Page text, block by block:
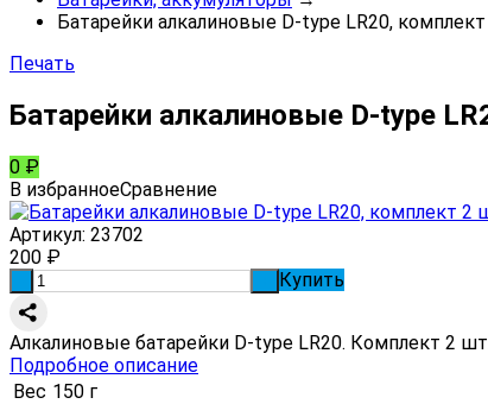
Батарейки алкалиновые D-type LR20,
Печать
Батарейки алкалиновые D-type
0 ₽
В избранноеСравнение
Артикул: 23702
200 ₽
Купить
Алкалиновые батарейки D-type LR20. Комплект 2
Подробное описание
Вес 150 г